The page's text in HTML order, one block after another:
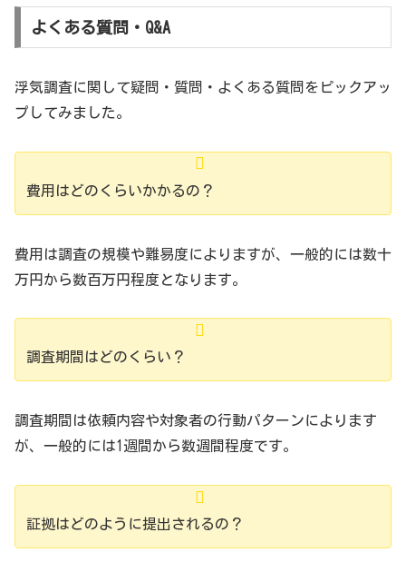
よくある質問・Q&A
浮気調査に関して疑問・質問・よくある質問をピックアッ
プしてみました。
費用はどのくらいかかるの？
費用は調査の規模や難易度によりますが、一般的には数十
万円から数百万円程度となります。
調査期間はどのくらい？
調査期間は依頼内容や対象者の行動パターンによります
が、一般的には1週間から数週間程度です。
証拠はどのように提出されるの？